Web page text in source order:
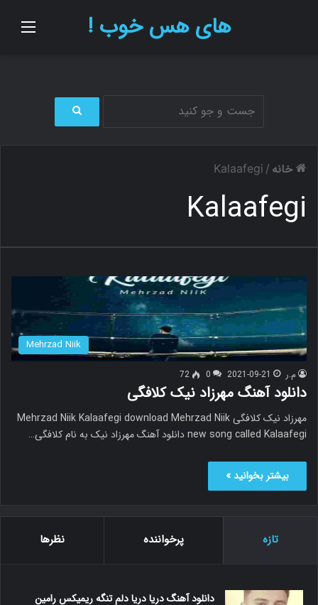
های هس خوب !
ج
ی
خانه /
Kalaafegi
Kalaafegi
Mehrzad Niik
م.ر 2021-09-21
0
72
دانلود آهنگ مهرزاد نیک کلافگی
مهرزاد نیک کلافگی Mehrzad Niik Kalaafegi download Mehrzad Niik
new song called Kalaafegi دانلود آهنگ مهرزاد نیک به نام کلافگی…
بیشتر بخوانید »
تازه پرخواننده نظرها
دانلود آهنگ دریا دریا دلم تنگه ریمیکس رامین